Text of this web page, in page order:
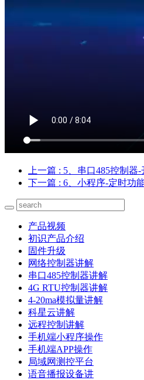
上一篇 : 5、串口485控制器
下一篇 : 6、小程序-定时功
产品视频
初识产品介绍
固件升级
网络控制器讲解
串口485控制器讲解
4G RTU控制器讲解
4-20ma模拟量讲解
科星云讲解
远程控制讲解
手机端小程序操作
手机端APP操作
局域网测控平台
语音播报设备讲